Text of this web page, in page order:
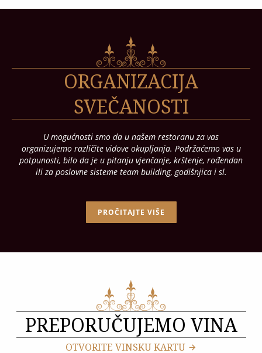
ORGANIZACIJA
SVEČANOSTI
U mogućnosti smo da u našem restoranu za vas
organizujemo različite vidove okupljanja. Podržaćemo vas u
potpunosti, bilo da je u pitanju vjenčanje, krštenje, rođendan
ili za poslovne sisteme team building, godišnjica i sl.
PROČITAJTE VIŠE
PREPORUČUJEMO VINA
OTVORITE VINSKU KARTU